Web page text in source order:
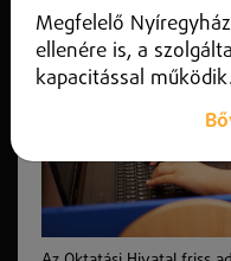
Megfelelő
ellenére is, a
kapacitással működik.